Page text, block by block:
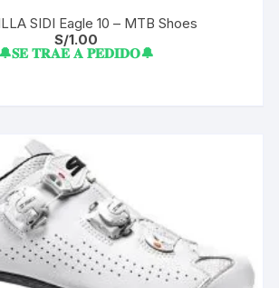
SIDI Eagle 10 – MTB Shoes
S/1.00
🔔𝐒𝐄 𝐓𝐑𝐀𝐄 𝐀 𝐏𝐄𝐃𝐈𝐃𝐎🔔